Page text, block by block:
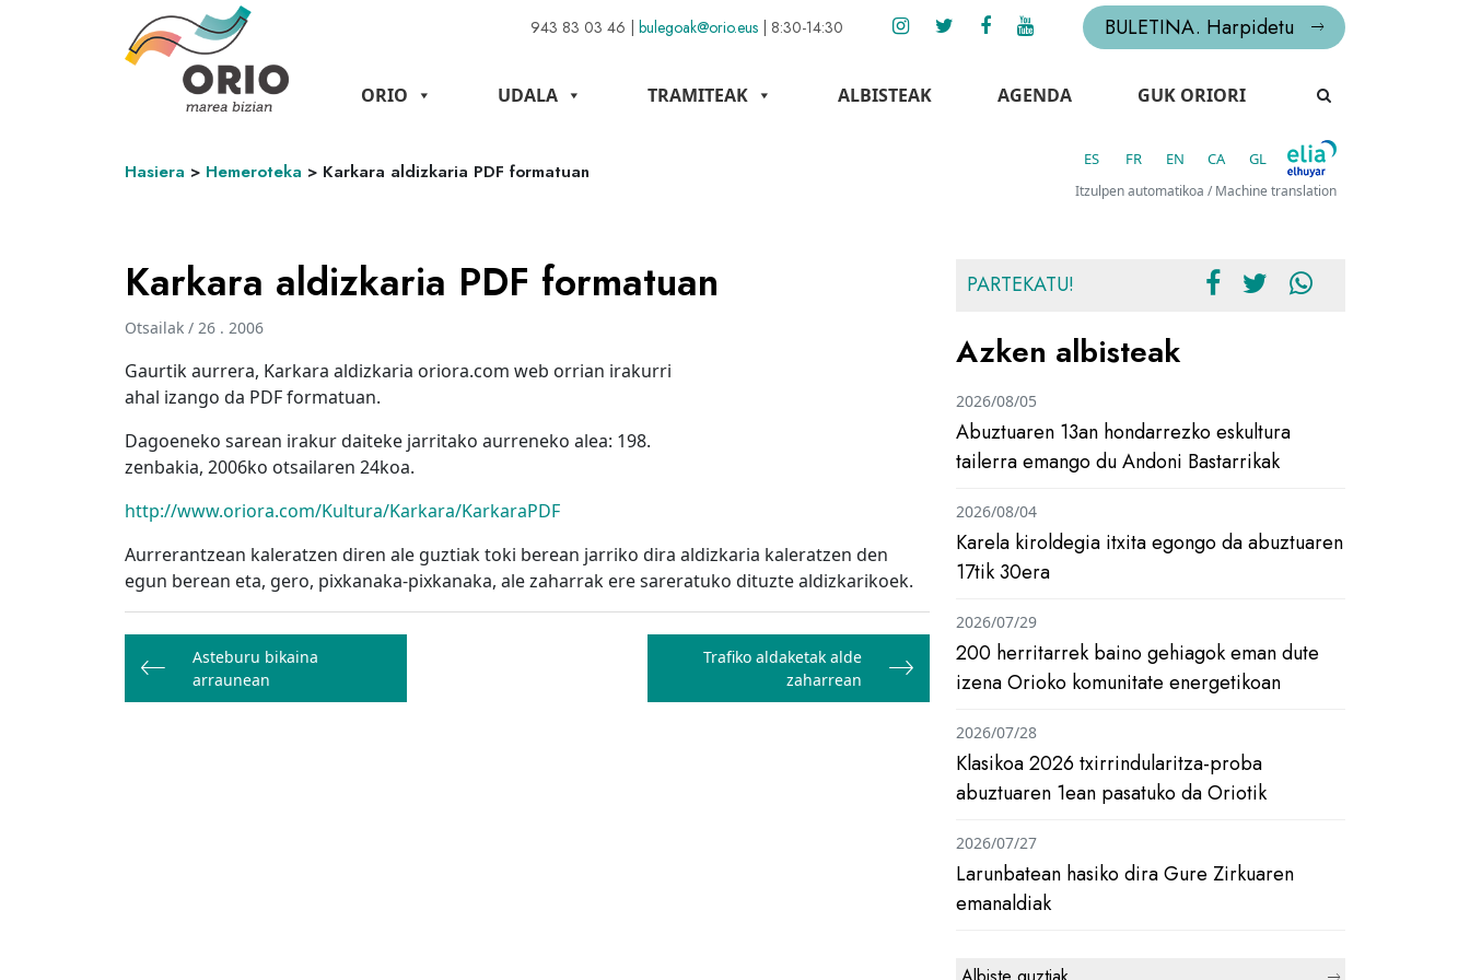
943 83 03 46 | bulegoak@orio.eus | 8:30-14:30 BULETINA. Harpidetu
ORIO UDALA TRAMITEAK ALBISTEAK AGENDA GUK ORIORI
Hasiera > Hemeroteka > Karkara aldizkaria PDF formatuan
ES FR EN CA GL
Itzulpen automatikoa / Machine translation
Karkara aldizkaria PDF formatuan
Otsailak / 26 . 2006
Gaurtik aurrera, Karkara aldizkaria oriora.com web orrian irakurri
ahal izango da PDF formatuan.
Dagoeneko sarean irakur daiteke jarritako aurreneko alea: 198.
zenbakia, 2006ko otsailaren 24koa.
http://www.oriora.com/Kultura/Karkara/KarkaraPDF
Aurrerantzean kaleratzen diren ale guztiak toki berean jarriko dira aldizkaria kaleratzen den
egun berean eta, gero, pixkanaka-pixkanaka, ale zaharrak ere sareratuko dituzte aldizkarikoek.
Bidalketetan
zehar
nabigatu
Asteburu bikaina
arraunean
Trafiko aldaketak alde
zaharrean
PARTEKATU!
Azken albisteak
Abuztuaren 13an hondarrezko eskultura
tailerra emango du Andoni Bastarrikak
2026/08/05
Karela kiroldegia itxita egongo da abuztuaren
17tik 30era
2026/08/04
200 herritarrek baino gehiagok eman dute
izena Orioko komunitate energetikoan
2026/07/29
Klasikoa 2026 txirrindularitza-proba
abuztuaren 1ean pasatuko da Oriotik
2026/07/28
Larunbatean hasiko dira Gure Zirkuaren
emanaldiak
2026/07/27